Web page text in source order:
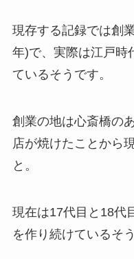
現存する記録では創
年)で、実際は江戸時
ているそうです。
創業の地は心斎橋の
店が焼けたことから
と。
現在は17代目と18代
を作り続けているそう